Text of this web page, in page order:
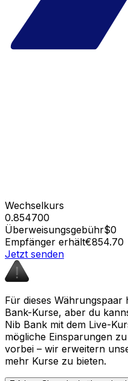
Wechselkurs
0.854700
Überweisungsgebühr$0
Empfänger erhält€854.70
Jetzt senden
Für dieses
Bank-Kurse, aber du
Nib Bank mit dem Live-
mögliche Einsparungen
vorbei – wir erweitern
mehr Kurse zu bieten.